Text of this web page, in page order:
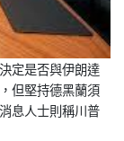
定是否與伊朗達
但堅持德黑蘭須
息人士則稱川普